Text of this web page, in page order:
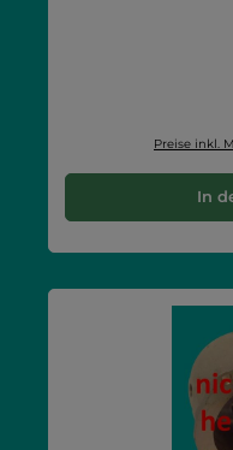
Preise inkl.
In